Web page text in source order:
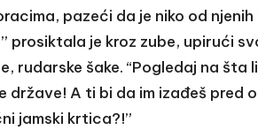
pazeći da je niko od
prosiktala je kroz zube, upirući
rudarske šake. “Pogledaj na šta
države! A ti bi da im izađeš pred
jamski krtica?!”